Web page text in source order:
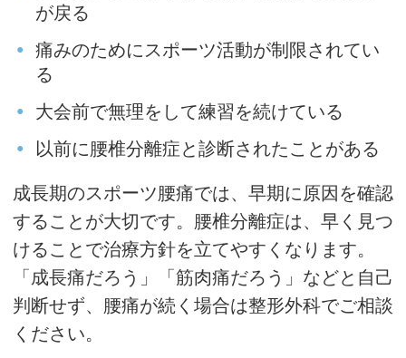
が戻る
痛みのためにスポーツ活動が制限されてい
る
大会前で無理をして練習を続けている
以前に腰椎分離症と診断されたことがある
成長期のスポーツ腰痛では、早期に原因を確認
することが大切です。腰椎分離症は、早く見つ
けることで治療方針を立てやすくなります。
「成長痛だろう」「筋肉痛だろう」などと自己
判断せず、腰痛が続く場合は整形外科でご相談
ください。